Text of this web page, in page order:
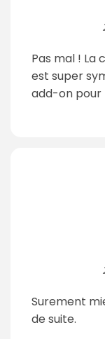
Pas mal ! La
est super
add-on pour
Surement
de suite.